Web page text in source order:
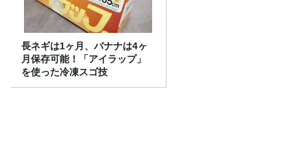
長ネギは1ヶ月、バナナは4ヶ
月保存可能！「アイラップ」
を使った冷凍スゴ技